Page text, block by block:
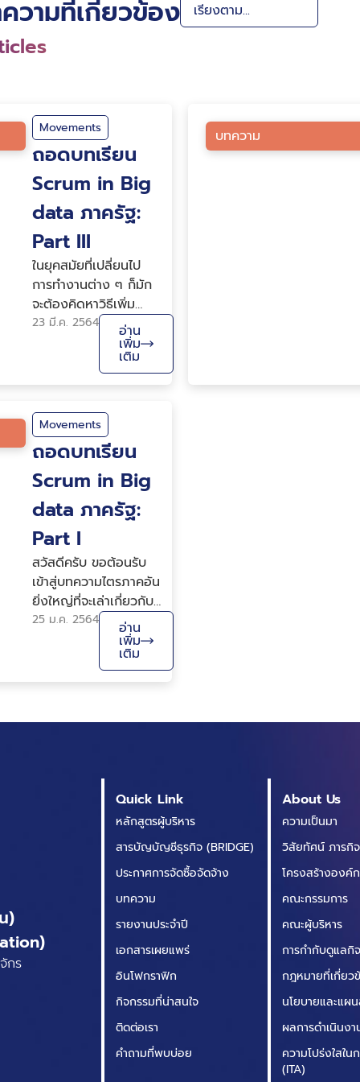
วามที่เกี่ยวข้อง
Movements
ถอดบทเรียน
Scrum in Big
data ภาครัฐ:
Part III
ในยุคสมัยที่เปลี่ยนไป
การทำงานต่าง ๆ ก็มัก
จะต้องคิดหาวิธีเพิ่ม
ศักยภาพการทำงาน
เพื่อสร้างความพึงพอใจ
ต่อลูกค้าให้ได้มากที่สุด
โดยเฉพาะใน
มีเปลี่ยนแปลงค่อนข้าง
ไว ดังนั้นในบทความไตร
ภาคนี้ผมจากทีม big
data ภาครัฐ ก็จะมาเล่า
ว่า เมื่อภาครัฐทดลอง
นำ scrum มาประยุกต์
ใช้แล้วจะมีผลออกมา
เป็น...
23 มี.ค. 2564 อ่าน
เพิ่ม
เติม
บทความ
Movements
ถอดบทเรียน
Scrum in Big
data ภาครัฐ:
Part I
สวัสดีครับ ขอต้อนรับ
เข้าสู่บทความไตรภาคอัน
ยิ่งใหญ่ที่จะเล่าเกี่ยวกับ
การปรับตัวทางดิจิตอล
Transformation) ที่
หลายองค์กรจะต้องพบ
เปลี่ยนแปลงมากที่สุดก็
Process) ที่จะต้องตาม
สมัยเพื่อให้ได้ผลลัพธ์ที่ดี
ที่สุด ตอบสนองนโยบาย
ขององค์กรหรือความ
25 ม.ค. 2564 อ่าน
เพิ่ม
เติม
)
กร
Quick Link
หลักสูตรผู้บริหาร
สารบัญบัญชีธุรกิจ (BRIDGE)
ประกาศการจัดซื้อจัดจ้าง
บทความ
รายงานประจำปี
เอกสารเผยแพร่
อินโฟกราฟิก
กิจกรรมที่น่าสนใจ
ติดต่อเรา
คำถามที่พบบ่อย
About Us
ความเป็นมา
วิสัยทัศน์ ภารกิจ
โครงสร้างองค์
คณะกรรมการ
คณะผู้บริหาร
การกำกับดูแลกิ
กฎหมายที่เกี่ยว
นโยบายและแผ
ผลการดำเนินงา
ความโปร่งใสใน
(ITA)